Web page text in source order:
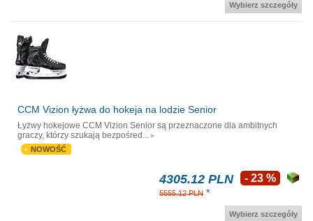
Wybierz szczegóły
CCM Vizion łyżwa do hokeja na lodzie Senior
Łyżwy hokejowe CCM Vizion Senior są przeznaczone dla ambitnych
graczy, którzy szukają bezpośred...
NOWOŚĆ
4305.12 PLN
5555.12 PLN *
- 23 %
Wybierz szczegóły